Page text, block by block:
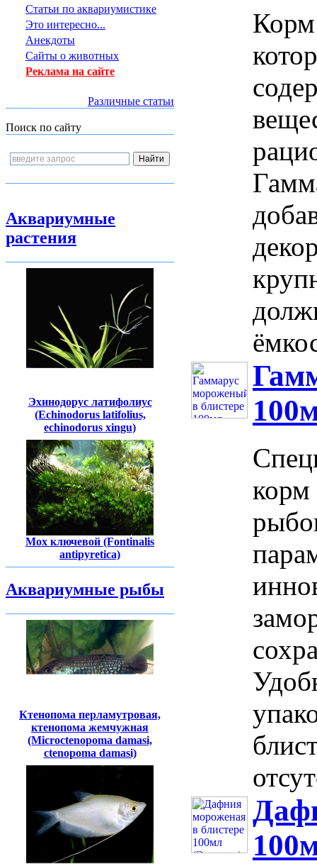
Статьи по аквариумистике
Это интересно...
Анекдоты
Сайты о животных
Реклама на сайте
Различные статьи
Поиск по сайту
Аквариумные
растения
Эхинодорус латифолиус
(Echinodorus latifolius,
echinodorus xingu)
Мох ключевой (Fontinalis
antipyretica)
Аквариумные рыбы
Ктенопома перламутровая,
ктенопома жемчужная
(Microctenopoma damasi,
сtenopoma damasi)
Корм
корм